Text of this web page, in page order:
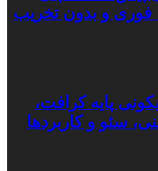
فوری و بدون تخریب
پایه کرافت،
سئو و کاربردها